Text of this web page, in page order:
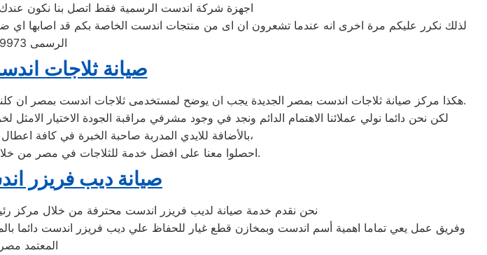
اجهزة شركة اندست الرسمية فقط اتصل بنا نكون
لذلك نكرر عليكم مرة اخرى انه عندما تشعرون ان اى من منتجات اندست الخاصة بكم قد اصابها اي
الرسمى 01092279973
صيانة ثلاجات
هكذا مركز صيانة ثلاجات اندست بمصر الجديدة يجب ان يوضح لمستخدمى ثلاجات اندست بمصر ان كلنا يعلم مدى اهمية الثلاجة بالمنزل ونحن لا ندخر جهدا كي نلبي جميع طلبات الصيانه لثلاجات اندست.
لكن نحن دائما نولي عملائنا الاهتمام الدائم ونجد في وجود مشرفي مراقبة الجودة الاختيار الامثل
بالأضافة للايدي المدربة صاحبة الخبرة في كافة اعطال ثلاجات اندست بجميع موديلاتها القديم منها والحديث،
احصلوا معنا على افضل خدمة للثلاجات في مصر من خلال رقم مركز صيانة اندست المعتمد في مصر الجديدة.
صيانة ديب فريزر
نحن نقدم خدمة صيانة لديب فريزر اندست محترفة من خلال مركز
وفريق عمل يعي تماما اهمية أسم اندست وبمخازن قطع غيار للحفاظ علي ديب فريزر اندست دائما
المعتمد